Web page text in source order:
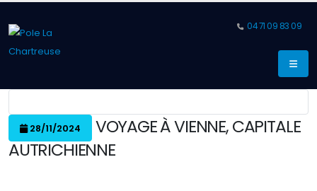
04 71 09 83 09
28/11/2024
VOYAGE À VIENNE, CAPITALE
AUTRICHIENNE